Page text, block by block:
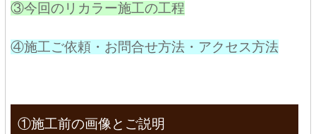
③今回のリカラー施工の工程
④施工ご依頼・お問合せ方法・アクセス方法
①施工前の画像とご説明